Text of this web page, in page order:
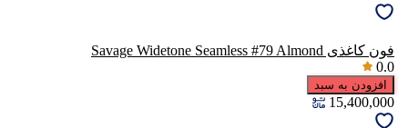
فون کاغذی Savage Widetone Seamless #79 Almond
0.0
افزودن به سبد
15,400,000